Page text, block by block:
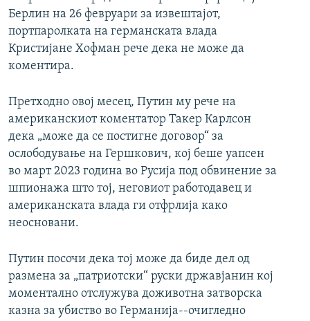
Берлин на 26 февруари за извештајот,
портпаролката на германската влада
Кристијане Хофман рече дека не може да
коментира.
Претходно овој месец, Путин му рече на
американскиот коментатор Такер Карлсон
дека „може да се постигне договор“ за
ослободување на Гершкович, кој беше уапсен
во март 2023 година во Русија под обвинение за
шпионажа што тој, неговиот работодавец и
американската влада ги отфрлија како
неосновани.
Путин посочи дека тој може да биде дел од
размена за „патриотски“ руски државјанин кој
моментално отслужува доживотна затворска
казна за убиство во Германија--очигледно